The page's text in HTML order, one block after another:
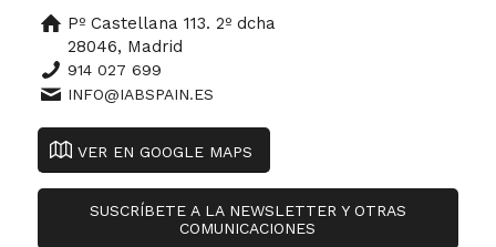
Pº Castellana 113. 2º dcha
28046, Madrid
914 027 699
INFO@IABSPAIN.ES
VER EN GOOGLE MAPS
SUSCRÍBETE A LA NEWSLETTER Y OTRAS
COMUNICACIONES